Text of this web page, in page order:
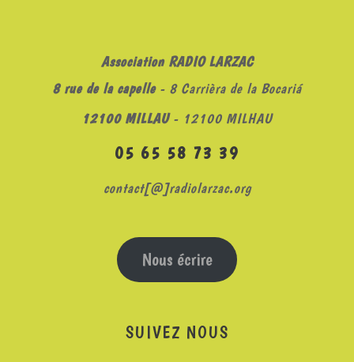
Association RADIO LARZAC
8 rue de la capelle- 8 Carrièra de la Bocariá
12100 MILLAU- 12100 MILHAU
05 65 58 73 39
contact[@]radiolarzac.org
Nous écrire
SUIVEZ NOUS